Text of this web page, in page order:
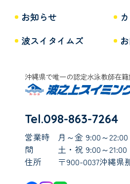
お知らせ
波スイタイムズ
沖縄県で唯一の認定水泳教師在
Tel.098-863-7264
営業時
間
月～金 9:00～22:00
土・祝 9:00～21:00
住所
〒900-0037沖縄県